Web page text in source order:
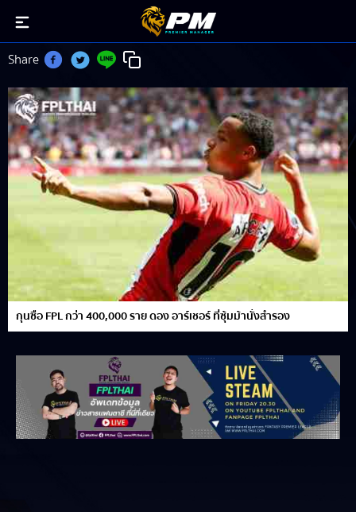
archer
Share
กุนซือ FPL กว่า 400,000 ราย ดอง อาร์เชอร์ ที่ซุ้มม้านั่งสำรอง